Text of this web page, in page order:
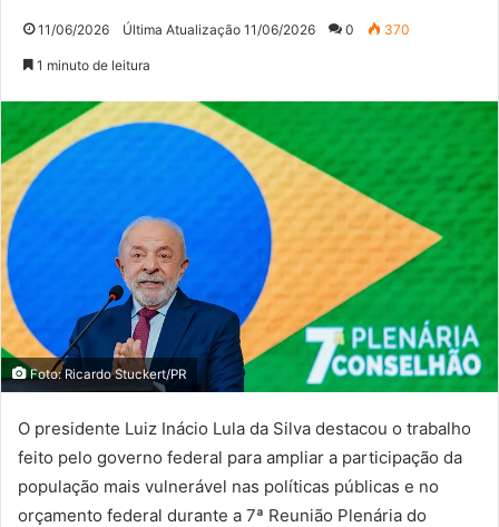
11/06/2026 Última Atualização 11/06/2026 0 370
1 minuto de leitura
Foto: Ricardo Stuckert/PR
O presidente Luiz Inácio Lula da Silva destacou o trabalho
feito pelo governo federal para ampliar a participação da
população mais vulnerável nas políticas públicas e no
orçamento federal durante a 7ª Reunião Plenária do